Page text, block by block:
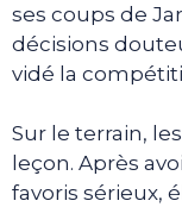
ses coups de
décisions
vidé la
Sur le terrain,
leçon. Après
favoris sérieux,